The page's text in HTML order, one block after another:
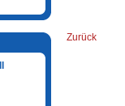
Zurück